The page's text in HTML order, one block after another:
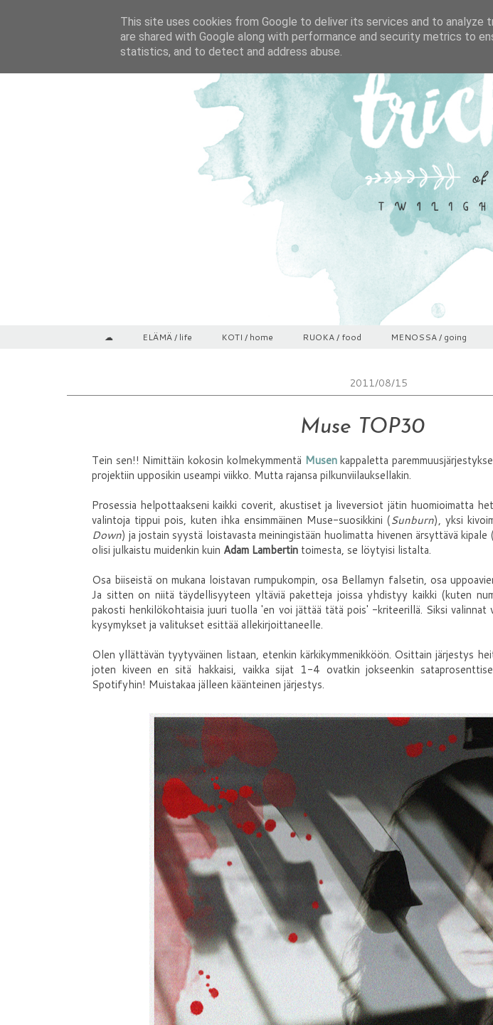
☁ ELÄMÄ / life KOTI / home RUOKA / food MENOSSA / going
2011/08/15
Muse TOP30
Tein sen!! Nimittäin kokosin kolmekymmentä Musenkappaletta
projektiin upposikin useampi viikko. Mutta rajansa pilkunviilauksellakin.
Prosessia helpottaakseni kaikki coverit, akustiset ja liveversiot jätin huomioimatta
valintoja tippui pois, kuten ihka ensimmäinen Muse-suosikkini (Sunburn), yksi
Down) ja jostain syystä loistavasta meiningistään huolimatta hivenen ärsyttävä kipale (
olisi julkaistu muidenkin kuin Adam Lambertin toimesta, se löytyisi listalta.
Osa biiseistä on mukana loistavan rumpukompin, osa Bellamyn falsetin, osa
Ja sitten on niitä täydellisyyteen yltäviä paketteja joissa yhdistyy kaikki (kuten
pakosti henkilökohtaisia juuri tuolla 'en voi jättää tätä pois' -kriteerillä. Siksi valinnat
kysymykset ja valitukset esittää allekirjoittaneelle.
Olen yllättävän tyytyväinen listaan, etenkin kärkikymmenikköön. Osittain järjestys
joten kiveen en sitä hakkaisi, vaikka sijat 1-4 ovatkin jokseenkin
Spotifyhin! Muistakaa jälleen käänteinen järjestys.
This site uses cookies from Google to deliver its services and to analyze
are shared with Google along with performance and security metrics to
statistics, and to detect and address abuse.